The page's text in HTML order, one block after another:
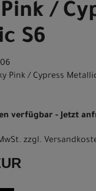
/
S6
Pink / Cypress
verfügbar - Jetzt
zzgl.